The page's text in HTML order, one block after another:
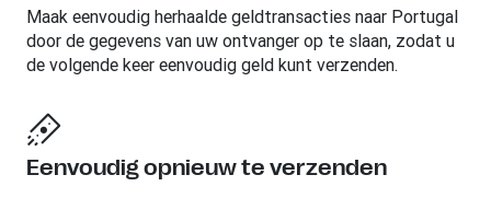
Maak eenvoudig herhaalde geldtransacties naar Portugal
door de gegevens van uw ontvanger op te slaan, zodat u
de volgende keer eenvoudig geld kunt verzenden.
Eenvoudig opnieuw te verzenden